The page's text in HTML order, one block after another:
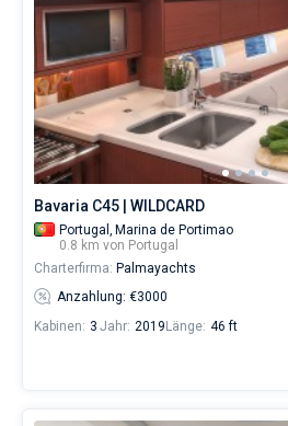
Bavaria C45 | WILDCARD
Portugal, Marina de Portimao
0.8 km von Portugal
Charterfirma: Palmayachts
Anzahlung: €3000
Kabinen: 3 Jahr: 2019 Länge: 46 ft